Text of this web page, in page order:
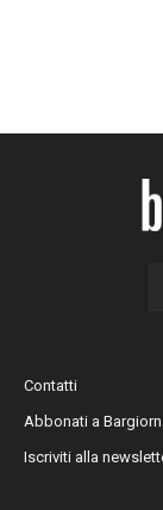
Contatti
Abbonati a
Iscriviti alla